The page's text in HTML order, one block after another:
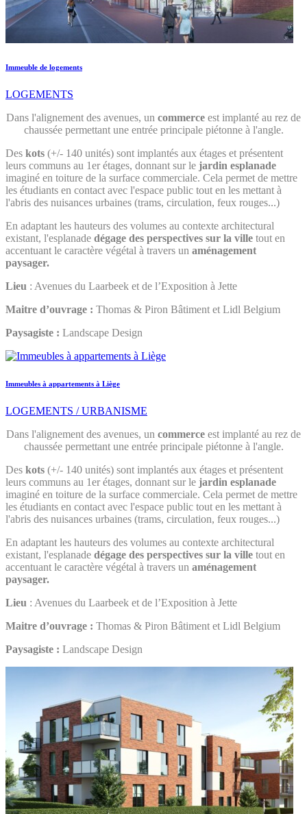
Immeuble de logements
LOGEMENTS
Dans l'alignement des avenues, un commerce est implanté au rez de
chaussée permettant une entrée principale piétonne à l'angle.
Des kots (+/- 140 unités) sont implantés aux étages et présentent
leurs communs au 1er étages, donnant sur le jardin esplanade
imaginé en toiture de la surface commerciale. Cela permet de mettre
les étudiants en contact avec l'espace public tout en les mettant à
l'abris des nuisances urbaines (trams, circulation, feux rouges...)
En adaptant les hauteurs des volumes au contexte architectural
existant, l'esplanade dégage des perspectives sur la ville tout en
accentuant le caractère végétal à travers un aménagement
paysager.
Lieu : Avenues du Laarbeek et de l’Exposition à Jette
Maitre d’ouvrage : Thomas & Piron Bâtiment et Lidl Belgium
Paysagiste : Landscape Design
Immeubles à appartements à Liège
LOGEMENTS / URBANISME
Dans l'alignement des avenues, un commerce est implanté au rez de
chaussée permettant une entrée principale piétonne à l'angle.
Des kots (+/- 140 unités) sont implantés aux étages et présentent
leurs communs au 1er étages, donnant sur le jardin esplanade
imaginé en toiture de la surface commerciale. Cela permet de mettre
les étudiants en contact avec l'espace public tout en les mettant à
l'abris des nuisances urbaines (trams, circulation, feux rouges...)
En adaptant les hauteurs des volumes au contexte architectural
existant, l'esplanade dégage des perspectives sur la ville tout en
accentuant le caractère végétal à travers un aménagement
paysager.
Lieu : Avenues du Laarbeek et de l’Exposition à Jette
Maitre d’ouvrage : Thomas & Piron Bâtiment et Lidl Belgium
Paysagiste : Landscape Design